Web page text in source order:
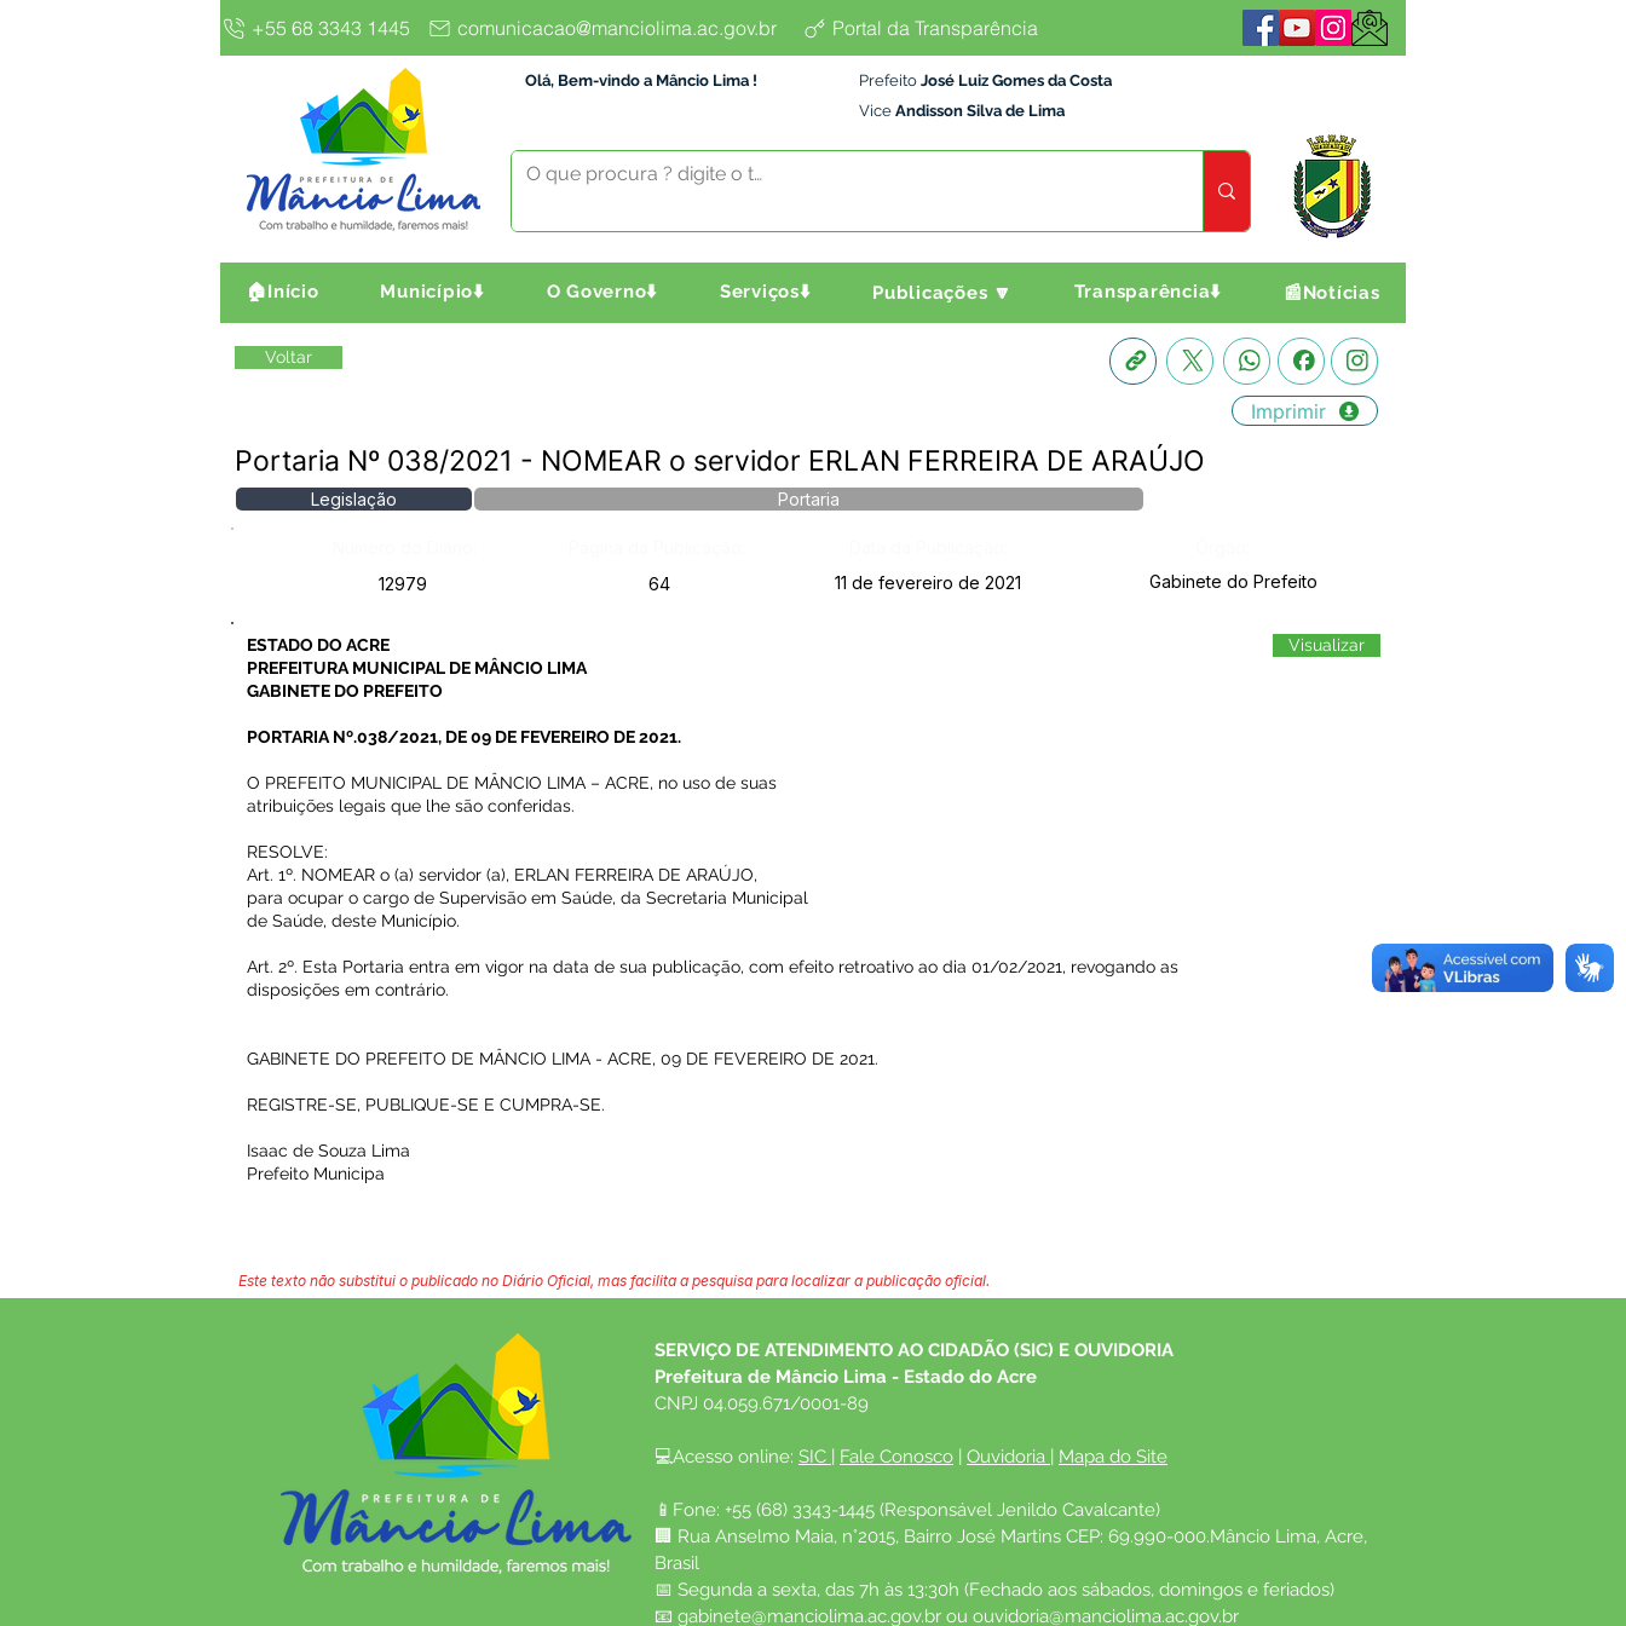
+55 68 3343 1445 comunicacao@manciolima.ac.gov.br Portal da Transparência
Olá, Bem-vindo a Mâncio Lima ! Prefeito José Luiz Gomes da Costa
Vice Andisson Silva de Lima
🏠Início Município⬇️ O Governo⬇️ Serviços⬇️ Publicações 🔽 Transparência⬇️ 📰Notícias
Voltar
Imprimir
Portaria Nº 038/2021 - NOMEAR o servidor ERLAN FERREIRA DE ARAÚJO
Legislação Portaria
12979
64 11 de fevereiro de 2021 Gabinete do Prefeito
ESTADO DO ACRE
PREFEITURA MUNICIPAL DE MÂNCIO LIMA
GABINETE DO PREFEITO
PORTARIA Nº.038/2021, DE 09 DE FEVEREIRO DE 2021.
O PREFEITO MUNICIPAL DE MÂNCIO LIMA – ACRE, no uso de suas
atribuições legais que lhe são conferidas.
RESOLVE:
Art. 1º. NOMEAR o (a) servidor (a), ERLAN FERREIRA DE ARAÚJO,
para ocupar o cargo de Supervisão em Saúde, da Secretaria Municipal
de Saúde, deste Município.
Art. 2º. Esta Portaria entra em vigor na data de sua publicação, com efeito retroativo ao dia 01/02/2021, revogando as
disposições em contrário.
GABINETE DO PREFEITO DE MÂNCIO LIMA - ACRE, 09 DE FEVEREIRO DE 2021.
REGISTRE-SE, PUBLIQUE-SE E CUMPRA-SE.
Isaac de Souza Lima
Prefeito Municipa
Visualizar
Este texto não substitui o publicado no Diário Oficial, mas facilita a pesquisa para localizar a publicação oficial.
SERVIÇO DE ATENDIMENTO AO CIDADÃO (SIC) E OUVIDORIA
Prefeitura de Mâncio Lima - Estado do Acre
CNPJ 04.059.671/0001-89
💻Acesso online: SIC | Fale Conosco | Ouvidoria | Mapa do Site
📱Fone: +55 (68) 3343-1445 (Responsável Jenildo Cavalcante)
🏢 Rua Anselmo Maia, n°2015, Bairro José Martins CEP: 69.990-000.Mâncio Lima, Acre,
Brasil
📅 Segunda a sexta, das 7h às 13:30h (Fechado aos sábados, domingos e feriados)
📧 gabinete@manciolima.ac.gov.br ou ouvidoria@manciolima.ac.gov.br